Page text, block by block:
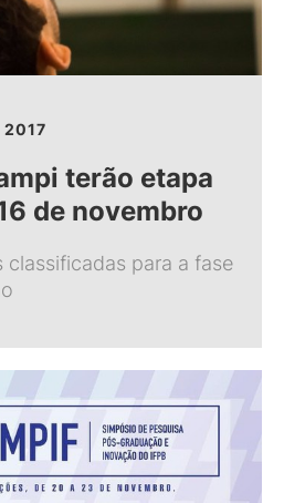
2017
terão etapa
de novembro
classificadas para a fase